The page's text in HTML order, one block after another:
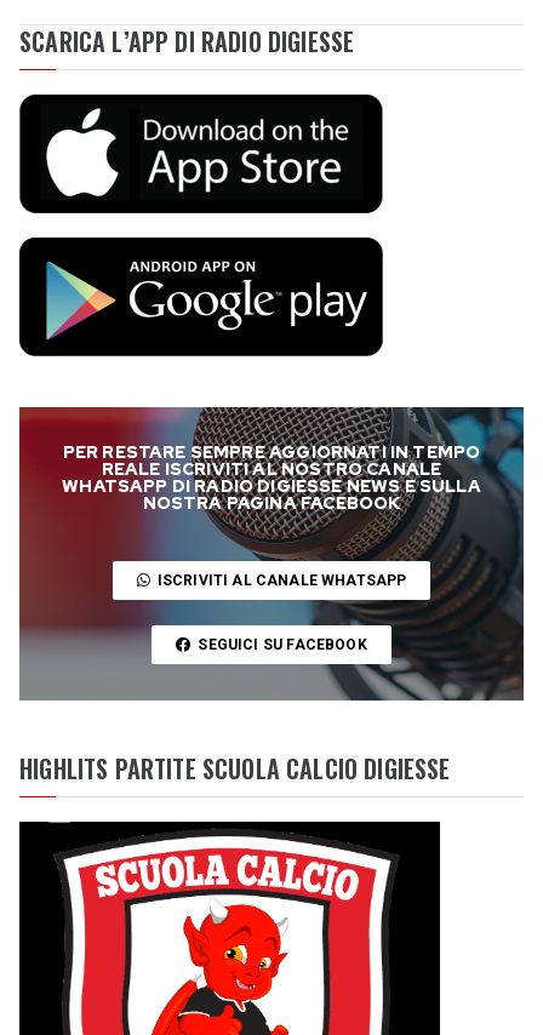
SCARICA L’APP DI RADIO DIGIESSE
PER RESTARE SEMPRE AGGIORNATI IN TEMPO
REALE ISCRIVITI AL NOSTRO CANALE
WHATSAPP DI RADIO DIGIESSE NEWS E SULLA
NOSTRA PAGINA FACEBOOK
ISCRIVITI AL CANALE WHATSAPP
SEGUICI SU FACEBOOK
HIGHLITS PARTITE SCUOLA CALCIO DIGIESSE